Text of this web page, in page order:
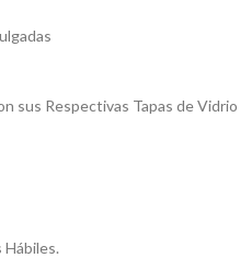
sus Respectivas Tapas de Vidrio
Hábiles.